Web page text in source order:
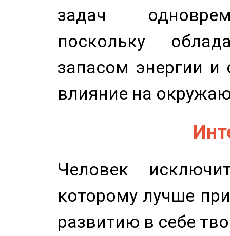
задач
поскольку
запасом энергии и
влияние на
Человек
которому лучше
развитию в себе